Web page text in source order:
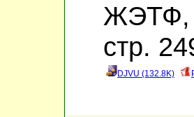
ЖЭТФ,
стр.
DJVU (132.8K)